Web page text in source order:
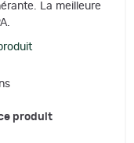
La meilleure
produit